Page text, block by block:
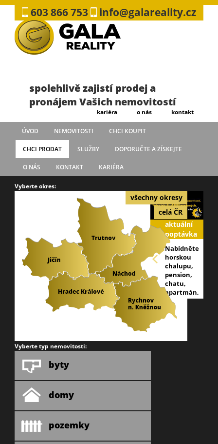
603 866 753 info@galareality.cz
spolehlivě zajistí prodej a
pronájem Vašich nemovitostí
kariéra o nás kontakt
ÚVOD NEMOVITOSTI CHCI KOUPIT
CHCI PRODAT SLUŽBY DOPORUČTE A ZÍSKEJTE
O NÁS KONTAKT KARIÉRA
Vyberte okres:
celá ČR
všechny okresy
Vyberte typ nemovitosti:
byty
domy
pozemky
aktuální
poptávka
Nabídněte
horskou
chalupu,
pension,
chatu,
apartmán,
byt na
horách,
vše pro